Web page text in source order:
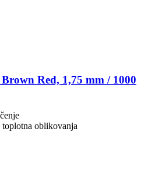
Red, 1,75 mm / 1000
toplotna oblikovanja